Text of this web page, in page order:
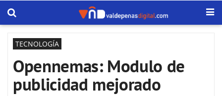
TECNOLOGÍA
Opennemas: Modulo de
publicidad mejorado